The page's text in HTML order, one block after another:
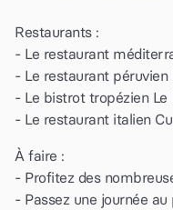
Restaurants :
- Le restaurant
- Le restaurant péruvien
- Le bistrot tropézien Le
- Le restaurant italien
À faire :
- Profitez des
- Passez une journée